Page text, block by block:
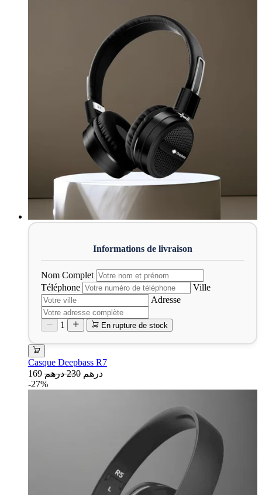
Nom Complet
Téléphone
Ville
Adresse
1 En rupture de stock
Casque Deepbass R7
169 درهم 230 درهم
-27%